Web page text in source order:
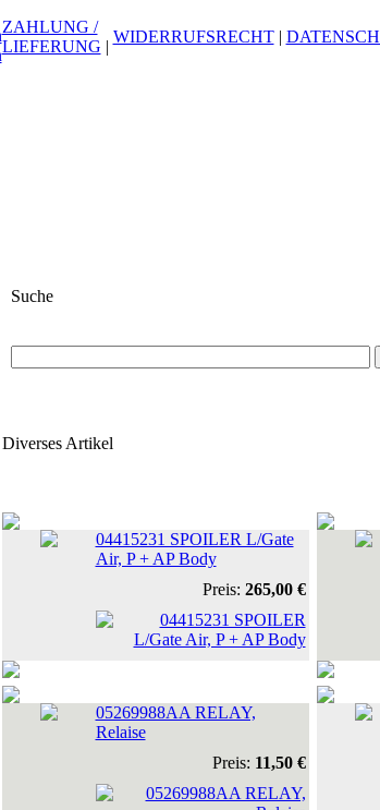
ZAHLUNG /
LIEFERUNG |
WIDERRUFSRECHT|
Suche
Diverses Artikel
04415231 SPOILER L/Gate
Air, P + AP Body
Preis: 265,00 €
05269988AA RELAY,
Relaise
Preis: 11,50 €